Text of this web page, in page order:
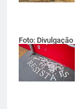
Foto: Divulgação